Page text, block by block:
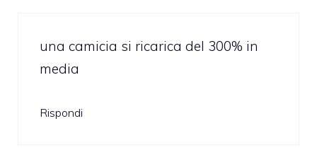
una camicia si ricarica del 300% in
media
Rispondi